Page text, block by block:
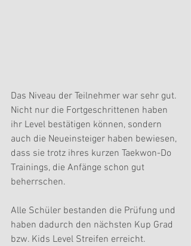
Das Niveau der Teilnehmer war sehr gut.
Nicht nur die Fortgeschrittenen haben
ihr Level bestätigen können, sondern
auch die Neueinsteiger haben bewiesen,
dass sie trotz ihres kurzen Taekwon-Do
Trainings, die Anfänge schon gut
beherrschen.
Alle Schüler bestanden die Prüfung und
haben dadurch den nächsten Kup Grad
bzw. Kids Level Streifen erreicht.